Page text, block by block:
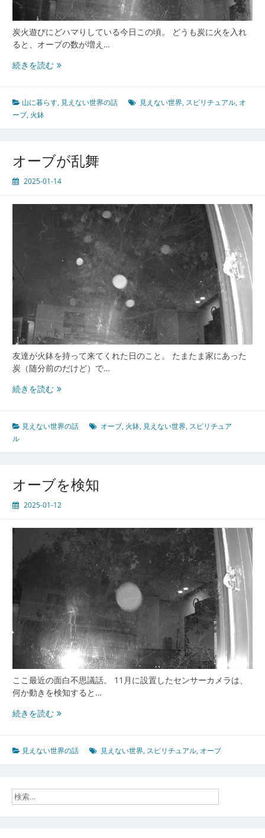
炭火遊びにどハマりしている今日この頃。 どうも炭に火を入れ
ると、オーブの数が増え…
続きを読む波
オ
ブ
山に暮らす, 見えない世界の話 見えない世界, スピリチュアル, オ
ーブ, 火鉢
オーブが乱舞
2025-01-14
友達が火鉢を持って来てくれた日のこと。 たまたま家にあった
炭（随分前のだけど）で…
続きを読むオ
が
舞
見えない世界の話 オーブ,火鉢,見えない世界, スピリチュア
ル
オーブを検知
2025-01-12
ここ最近の面白不思議話。 11月に設置したセンサーカメラは、
何か動きを検知すると…
続きを読むオ
を
検
見えない世界の話 見えない世界, スピリチュアル, オーブ